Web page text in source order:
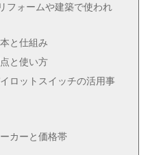
フォームや建築で使われ
と仕組み
と使い方
ロットスイッチの活用事
カーと価格帯